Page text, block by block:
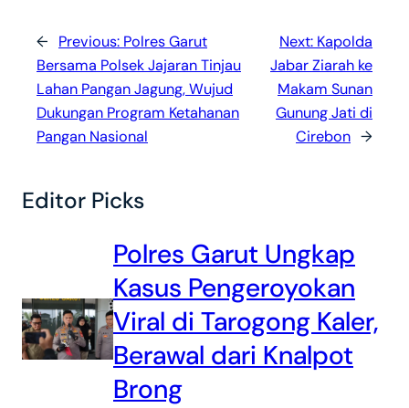
← Previous: Polres Garut
Bersama Polsek Jajaran Tinjau
Lahan Pangan Jagung, Wujud
Dukungan Program Ketahanan
Pangan Nasional
Next: Kapolda
Jabar Ziarah ke
Makam Sunan
Gunung Jati di
Cirebon →
Editor Picks
Polres Garut Ungkap
Kasus Pengeroyokan
Viral di Tarogong Kaler,
Berawal dari Knalpot
Brong